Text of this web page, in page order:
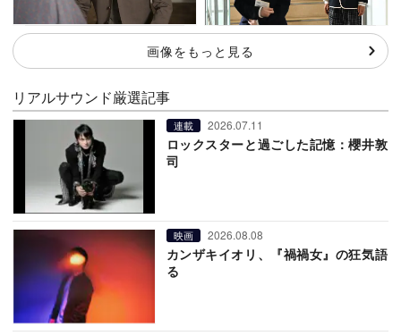
画像をもっと見る
リアルサウンド厳選記事
連載 2026.07.11
ロックスターと過ごした記憶：櫻井敦
司
映画 2026.08.08
カンザキイオリ、『禍禍女』の狂気語
る